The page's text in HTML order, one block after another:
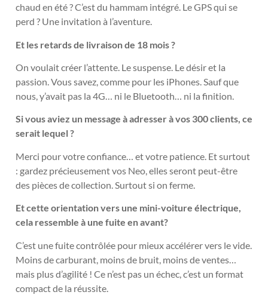
chaud en été ? C’est du hammam intégré. Le GPS qui se
perd ? Une invitation à l’aventure.
Et les retards de livraison de 18 mois ?
On voulait créer l’attente. Le suspense. Le désir et la
passion. Vous savez, comme pour les iPhones. Sauf que
nous, y’avait pas la 4G… ni le Bluetooth… ni la finition.
Si vous aviez un message à adresser à vos 300 clients, ce
serait lequel ?
Merci pour votre confiance… et votre patience. Et surtout
: gardez précieusement vos Neo, elles seront peut-être
des pièces de collection. Surtout si on ferme.
Et cette orientation vers une mini-voiture électrique,
cela ressemble à une fuite en avant?
C’est une fuite contrôlée pour mieux accélérer vers le vide.
Moins de carburant, moins de bruit, moins de ventes…
mais plus d’agilité ! Ce n’est pas un échec, c’est un format
compact de la réussite.